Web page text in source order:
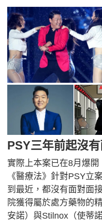
PSY三年前起沒
實際上本案已在8月爆
《醫療法》針對PSY立
到最近，都沒有面對面
院獲得屬於處方藥物的
安諾）與Stilnox（使蒂